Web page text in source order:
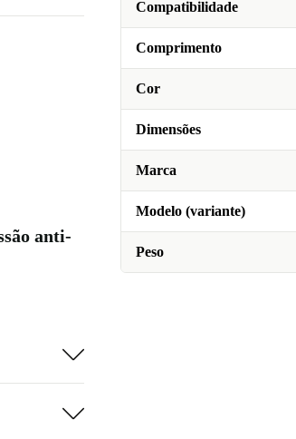
Compatibilidade
Comprimento
Cor
Dimensões
Marca
Modelo (variante)
Peso
anti-